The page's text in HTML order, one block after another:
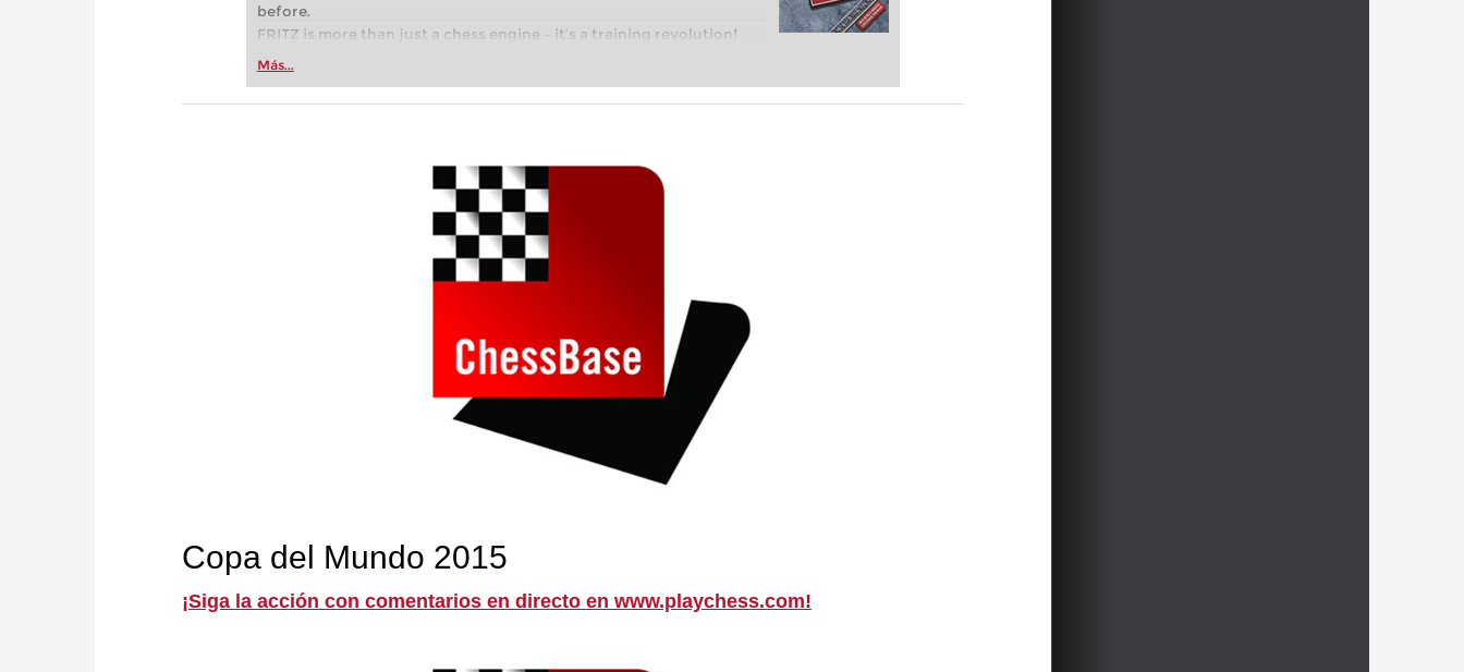
before.
FRITZ is more than just a chess engine – it’s a training revolution!
Whether you’re taking your first steps into the world of club chess,
more efficiently, intelligently and with a more personalised
Más...
Copa del Mundo 2015
¡Siga la acción con comentarios en directo en www.playchess.com!